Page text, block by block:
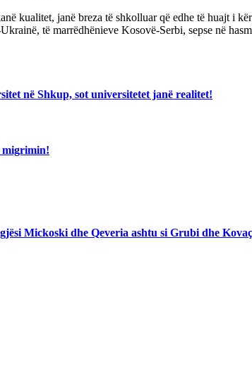
kualitet, janë breza të shkolluar që edhe të huajt i
të marrëdhënieve Kosovë-Serbi, sepse në
në Shkup, sot universitetet janë realitet!
migrimin!
Mickoski dhe Qeveria ashtu si Grubi dhe